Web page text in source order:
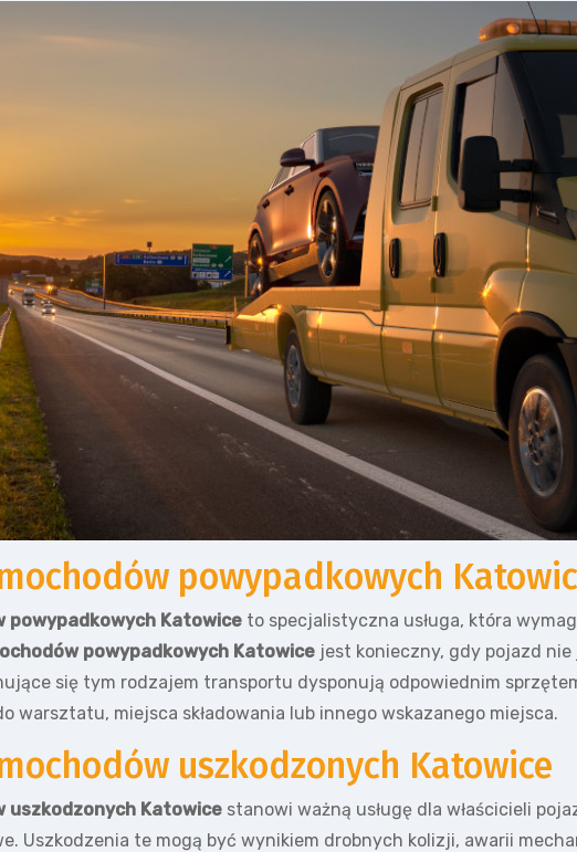
powypadkowych
powypadkowych Katowice to specjalistyczna usługa, która
powypadkowych Katowice jest konieczny, gdy pojazd
się tym rodzajem transportu dysponują odpowiednim
warsztatu, miejsca składowania lub innego wskazanego miejsca.
uszkodzonych Katowice
uszkodzonych Katowice stanowi ważną usługę dla właścicieli
Uszkodzenia te mogą być wynikiem drobnych kolizji, awarii